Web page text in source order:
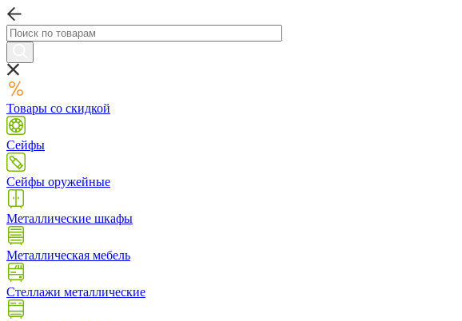
Товары со скидкой
Сейфы
Сейфы оружейные
Металлические шкафы
Металлическая мебель
Стеллажи металлические